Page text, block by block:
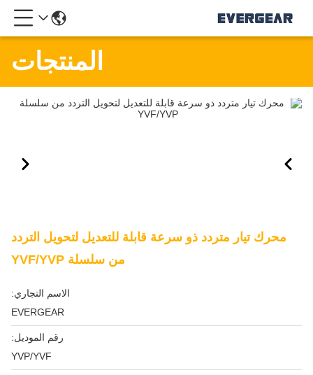
المنتجات
محرك تيار متردد ذو سرعة قابلة للتعديل لتحويل التردد
من سلسلة YVF/YVP
الاسم التجاري:
EVERGEAR
رقم الموديل:
YVP/YVF